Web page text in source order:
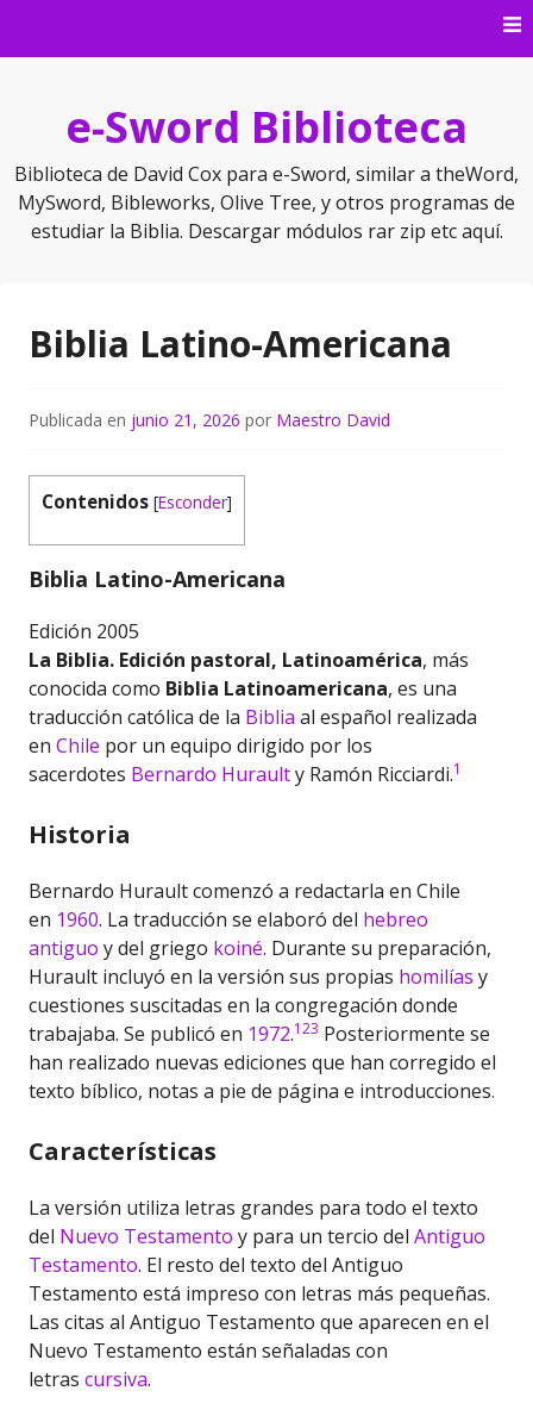
e-Sword Biblioteca
Biblioteca de David Cox para e-Sword, similar a theWord,
MySword, Bibleworks, Olive Tree, y otros programas de
estudiar la Biblia. Descargar módulos rar zip etc aquí.
Biblia Latino-Americana
Publicada en junio 21, 2026 por Maestro David
Contenidos [Esconder]
Biblia Latino-Americana
Edición 2005
La Biblia. Edición pastoral, Latinoamérica, más
conocida como Biblia Latinoamericana, es una
traducción católica de la Biblia al español realizada
en Chile por un equipo dirigido por los
sacerdotes Bernardo Huraulty Ramón Ricciardi.1
Historia
Bernardo Hurault comenzó a redactarla en Chile
en 1960. La traducción se elaboró del hebreo
antiguo y del griego koiné. Durante su preparación,
Hurault incluyó en la versión sus propias homilías y
cuestiones suscitadas en la congregación donde
trabajaba. Se publicó en 1972.123 ​ Posteriormente se
han realizado nuevas ediciones que han corregido el
texto bíblico, notas a pie de página e introducciones.
Características
La versión utiliza letras grandes para todo el texto
del Nuevo Testamento y para un tercio del Antiguo
Testamento. El resto del texto del Antiguo
Testamento está impreso con letras más pequeñas.
Las citas al Antiguo Testamento que aparecen en el
Nuevo Testamento están señaladas con
letras cursiva.